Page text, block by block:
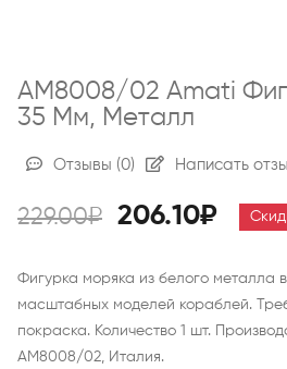
AM8008/02 Amati
35 Мм, Металл
Отзывы (0) Написать
229.00₽ 206.10₽
Фигурка моряка из белого металла
масштабных моделей кораблей.
покраска. Количество 1 шт.
AM8008/02, Италия.